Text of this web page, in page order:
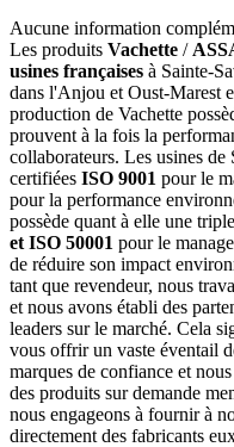
Aucune information
Les produits Vachette /
usines françaises à Sainte-
dans l'Anjou et Oust-Marest
production de Vachette
prouvent à la fois la
collaborateurs. Les usines
certifiées ISO 9001 pour le
pour la performance
possède quant à elle une
et ISO 50001 pour le
de réduire son impact
tant que revendeur, nous
et nous avons établi des
leaders sur le marché. Cela
vous offrir un vaste éventail
marques de confiance et
des produits sur demande
nous engageons à fournir à
directement des fabricants